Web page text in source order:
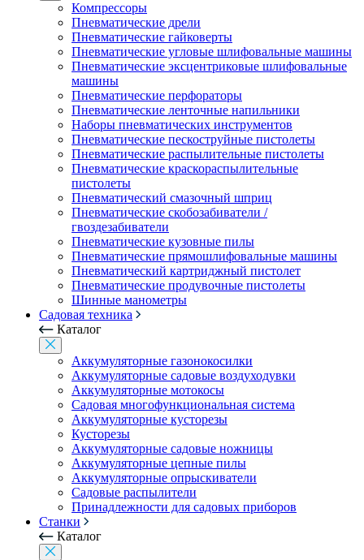
Компрессоры
Пневматические дрели
Пневматические гайковерты
Пневматические угловые шлифовальные машины
Пневматические эксцентриковые шлифовальные
машины
Пневматические перфораторы
Пневматические ленточные напильники
Наборы пневматических инструментов
Пневматические пескоструйные пистолеты
Пневматические распылительные пистолеты
Пневматические краскораспылительные
пистолеты
Пневматический смазочный шприц
Пневматические скобозабиватели /
гвоздезабиватели
Пневматические кузовные пилы
Пневматические прямошлифовальные машины
Пневматический картриджный пистолет
Пневматические продувочные пистолеты
Шинные манометры
Садовая техника
Каталог
Аккумуляторные газонокосилки
Аккумуляторные садовые воздуходувки
Аккумуляторные мотокосы
Садовая многофункциональная система
Аккумуляторные кусторезы
Кусторезы
Аккумуляторные садовые ножницы
Аккумуляторные цепные пилы
Аккумуляторные опрыскиватели
Садовые распылители
Принадлежности для садовых приборов
Станки
Каталог